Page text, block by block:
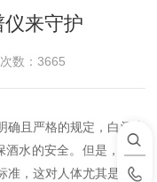
来守护
数：3665
且严格的规定，白酒中
水的安全。但是，发现
准，这对人体尤其是神经